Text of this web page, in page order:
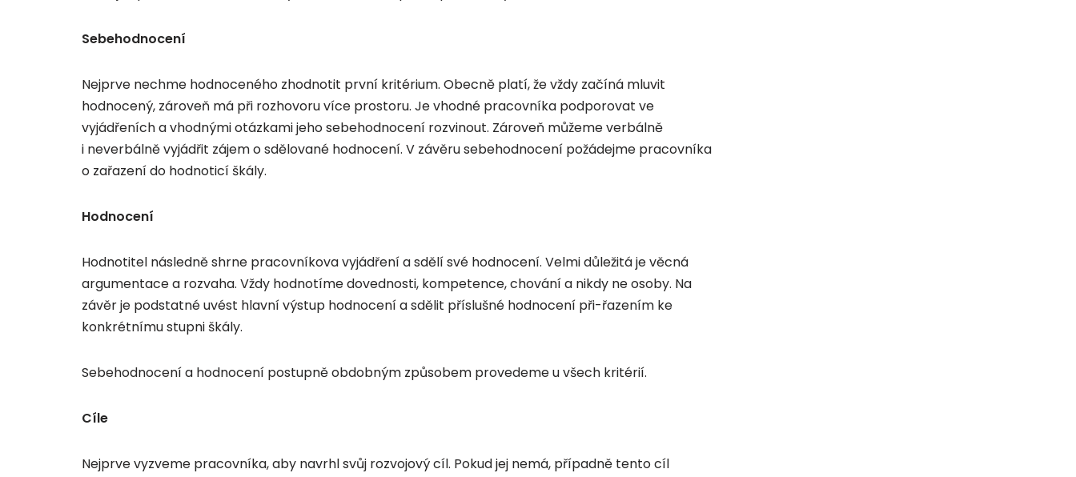
Sebehodnocení
Nejprve nechme hodnoceného zhodnotit první kritérium. Obecně platí, že vždy začíná mluvit
hodnocený, zároveň má při rozhovoru více prostoru. Je vhodné pracovníka podporovat ve
vyjádřeních a vhodnými otázkami jeho sebehodnocení rozvinout. Zároveň můžeme verbálně
i neverbálně vyjádřit zájem o sdělované hodnocení. V závěru sebehodnocení požádejme pracovníka
o zařazení do hodnoticí škály.
Hodnocení
Hodnotitel následně shrne pracovníkova vyjádření a sdělí své hodnocení. Velmi důležitá je věcná
argumentace a rozvaha. Vždy hodnotíme dovednosti, kompetence, chování a nikdy ne osoby. Na
závěr je podstatné uvést hlavní výstup hodnocení a sdělit příslušné hodnocení při-řazením ke
konkrétnímu stupni škály.
Sebehodnocení a hodnocení postupně obdobným způsobem provedeme u všech kritérií.
Cíle
Nejprve vyzveme pracovníka, aby navrhl svůj rozvojový cíl. Pokud jej nemá, případně tento cíl